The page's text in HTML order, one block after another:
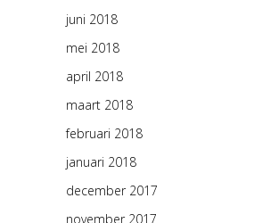
juni 2018
mei 2018
april 2018
maart 2018
februari 2018
januari 2018
december 2017
november 2017